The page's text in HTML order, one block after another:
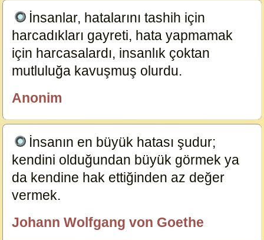
İnsanlar, hatalarını tashih için
harcadıkları gayreti, hata yapmamak
için harcasalardı, insanlık çoktan
mutluluğa kavuşmuş olurdu.
Anonim
İnsanın en büyük hatası şudur;
kendini olduğundan büyük görmek ya
da kendine hak ettiğinden az değer
vermek.
Johann Wolfgang von Goethe